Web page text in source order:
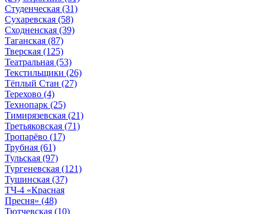
Студенческая (31)
Сухаревская (58)
Сходненская (39)
Таганская (87)
Тверская (125)
Театральная (53)
Текстильщики (26)
Тёплый Стан (27)
Терехово (4)
Технопарк (25)
Тимирязевская (21)
Третьяковская (71)
Тропарёво (17)
Трубная (61)
Тульская (97)
Тургеневская (121)
Тушинская (37)
ТЧ-4 «Красная
Пресня» (48)
Тютчевская (10)